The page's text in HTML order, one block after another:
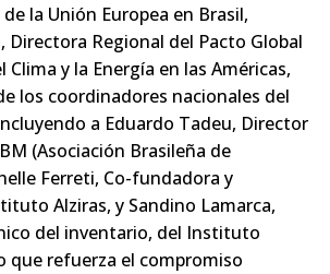
la Unión Europea en Brasil,
Directora Regional del Pacto Global
Clima y la Energía en las Américas,
los coordinadores nacionales del
a Eduardo Tadeu, Director
(Asociación Brasileña de
Ferreti, Co-fundadora y
Alziras, y Sandino Lamarca,
del inventario, del Instituto
que refuerza el compromiso